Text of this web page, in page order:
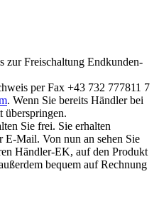
zur Freischaltung Endkunden-
per Fax +43 732 777811 7
. Wenn Sie bereits Händler bei
überspringen.
Sie frei. Sie erhalten
E-Mail. Von nun an sehen Sie
Händler-EK, auf den Produkt
bequem auf Rechnung